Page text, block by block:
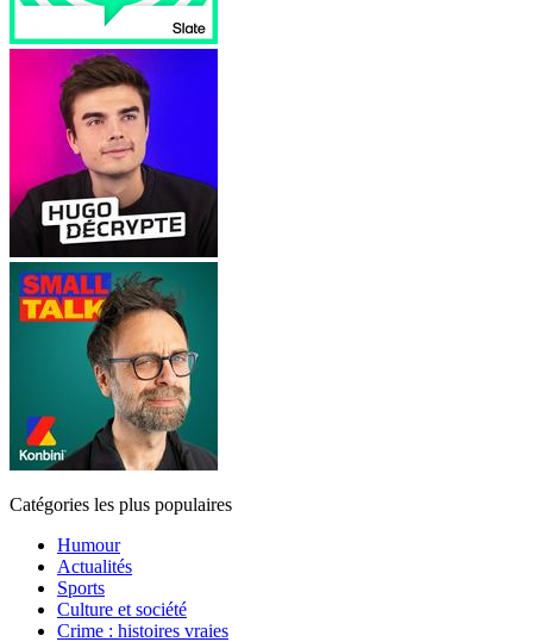
Catégories les plus populaires
Humour
Actualités
Sports
Culture et société
Crime : histoires vraies